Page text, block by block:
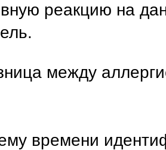
реакцию на
между
времени